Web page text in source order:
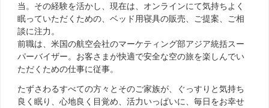
当。その経験を活かし、現在は、オンラインにて気持ちよく
眠っていただくための、ベッド用寝具の販売、ご提案、ご相
談に注力。
前職は、米国の航空会社のマーケティング部アジア統括スー
パーバイザー。お客さまが快適で安全な空の旅を楽しんでい
ただくための仕事に従事。
たずさわるすべての方々とそのご家族が、ぐっすりと気持ち
良く眠り、心地良く目覚め、活力いっぱいに、毎日をお幸せ